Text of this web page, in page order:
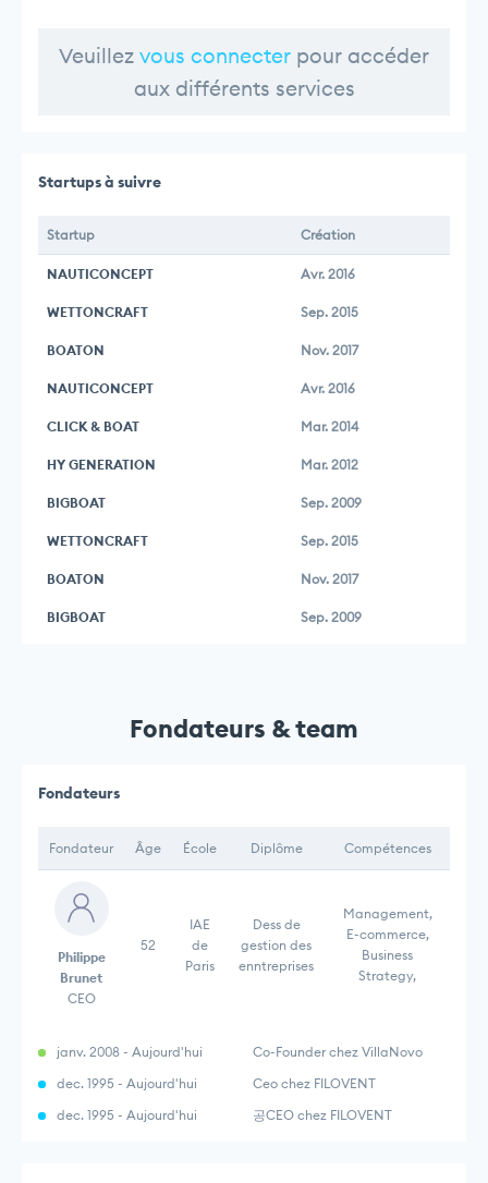
Veuillez vous connecter pour accéder
aux différents services
Startups à suivre
Startup Création
NAUTICONCEPT Avr. 2016
WETTONCRAFT Sep. 2015
BOATON Nov. 2017
NAUTICONCEPT Avr. 2016
CLICK & BOAT Mar. 2014
HY GENERATION Mar. 2012
BIGBOAT Sep. 2009
WETTONCRAFT Sep. 2015
BOATON Nov. 2017
BIGBOAT Sep. 2009
Fondateurs & team
Fondateurs
Fondateur Âge École Diplôme Compétences
Philippe
Brunet
CEO
52
IAE
de
Paris
Dess de
gestion des
enntreprises
Management,
E-commerce,
Business
Strategy,
janv. 2008 - Aujourd'hui
Co-Founder chez VillaNovo
dec. 1995 - Aujourd'hui
Ceo chez FILOVENT
dec. 1995 - Aujourd'hui
공CEO chez FILOVENT